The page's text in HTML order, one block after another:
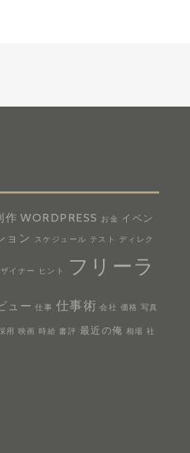
作 WORDPRESS お金 イベン
ョン スケジュール テスト ディレク
イナー ヒント
フリーラ
ュー 仕事 仕事術 会社 価格 写真
用 映画 時給 書評 最近の俺 相場 社